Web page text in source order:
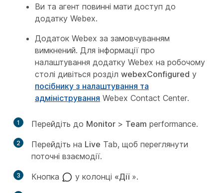
Ви та агент повинні мати доступ до
додатку Webex.
Додаток Webex за замовчуванням
вимкнений. Для інформації про
налаштування додатку Webex на робочому
столі дивіться розділ webexConfigured у
посібнику з налаштування та
адміністрування Webex Contact Center.
1 Перейдіть до Monitor > Team performance.
2 Перейдіть на Live Tab, щоб переглянути
поточні взаємодії.
3 Кнопка у колонці «Дії».